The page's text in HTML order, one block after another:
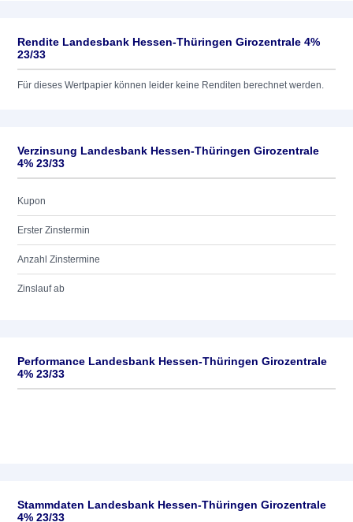
Rendite Landesbank Hessen-Thüringen Girozentrale 4%
23/33
Für dieses Wertpapier können leider keine Renditen berechnet werden.
Verzinsung Landesbank Hessen-Thüringen Girozentrale
4% 23/33
Kupon
Erster Zinstermin
Anzahl Zinstermine
Zinslauf ab
Performance Landesbank Hessen-Thüringen Girozentrale
4% 23/33
Stammdaten Landesbank Hessen-Thüringen Girozentrale
4% 23/33